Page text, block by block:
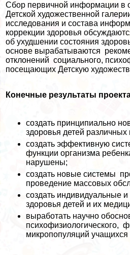
Сбор первичной информации в
Детской художественной
исследования и состава
коррекции здоровья
об ухудшении состояния
основе выpaбатываются
отклонений социального,
посещающих Детскую
Конечные результаты
создать принципиально
здоровья детей различных
создать эффективную
функции организма
нарушены;
создать новые системы
проведение массовых
создать индивидуальные
здоровья детей и их
выработать научно
психофизиологического,
микропопуляций учащихся